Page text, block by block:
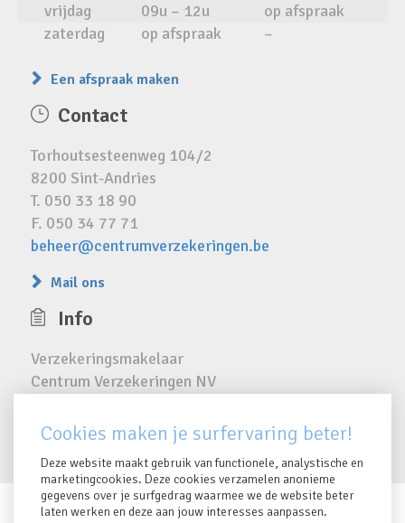
vrijdag
09u – 12u
op afspraak
zaterdag
op afspraak –
Een afspraak maken
Contact
Torhoutsesteenweg 104/2
8200 Sint-Andries
T. 050 33 18 90
F. 050 34 77 71
beheer@centrumverzekeringen.be
Mail ons
Info
Verzekeringsmakelaar
Centrum Verzekeringen NV
RPR 0423.810.024
Cookies maken je surfervaring beter!
Deze website maakt gebruik van functionele, analystische en
marketingcookies. Deze cookies verzamelen anonieme
gegevens over je surfgedrag waarmee we de website beter
laten werken en deze aan jouw interesses aanpassen.